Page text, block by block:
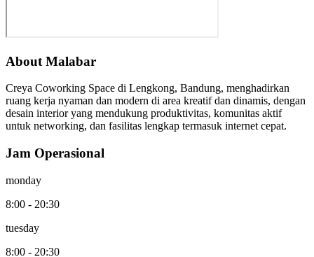
About Malabar
Creya Coworking Space di Lengkong, Bandung, menghadirkan
ruang kerja nyaman dan modern di area kreatif dan dinamis, dengan
desain interior yang mendukung produktivitas, komunitas aktif
untuk networking, dan fasilitas lengkap termasuk internet cepat.
Jam Operasional
monday
8:00 - 20:30
tuesday
8:00 - 20:30